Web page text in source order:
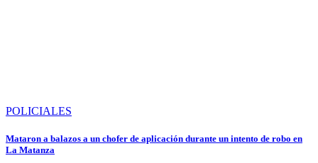
POLICIALES
Mataron a balazos a un chofer de aplicación durante un intento de robo en
La Matanza